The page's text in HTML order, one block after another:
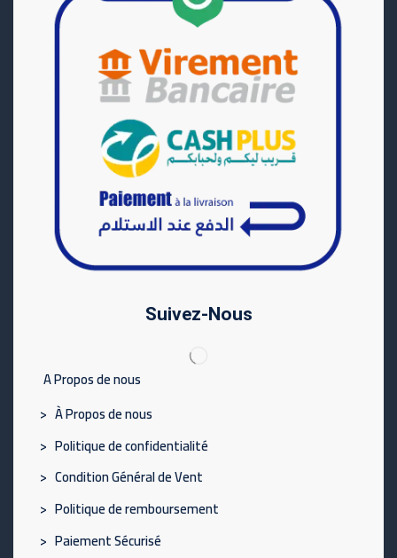
Suivez-Nous
A Propos de nous
> À Propos de nous
> Politique de confidentialité
> Condition Général de Vent
> Politique de remboursement
> Paiement Sécurisé